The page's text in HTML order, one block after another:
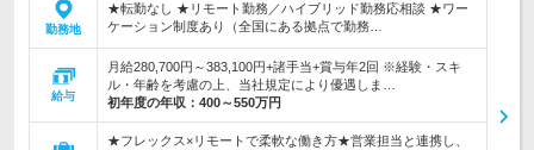
勤務地
★転勤なし ★リモート勤務／ハイブリッド勤務応相談 ★ワー
ケーション制度あり（全国にある拠点で勤務…
給与
月給280,700円～383,100円+諸手当+賞与年2回 ※経験・スキ
ル・年齢を考慮の上、当社規定により優遇しま…
初年度の年収： 400～550万円
★フレックス×リモートで柔軟な働き方★営業担当と連携し、